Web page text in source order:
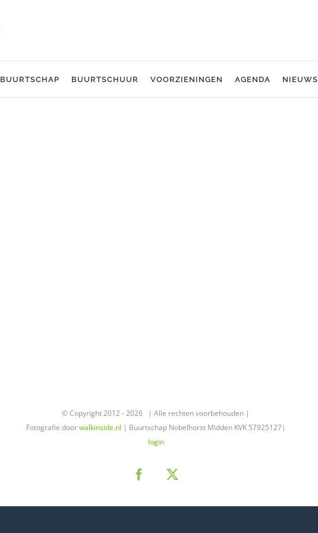
BUURTSCHAP BUURTSCHUUR VOORZIENINGEN AGENDA NIEUWS
© Copyright 2012 -2026 | Alle rechten voorbehouden |
Fotografie doorwalkinside.nl | Buurtschap Nobelhorst Midden KVK 57925127|
login
Facebook
X